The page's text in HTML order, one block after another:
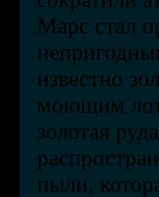
Марс стал
известно
моющим
золотая
пыли,